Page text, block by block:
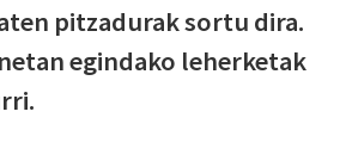
pitzadurak sortu dira.
egindako leherketak